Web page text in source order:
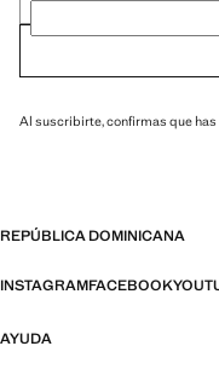
Al suscribirte, confirmas que
REPÚBLICA DOMINICANA
INSTAGRAMFACEBOOK
AYUDA